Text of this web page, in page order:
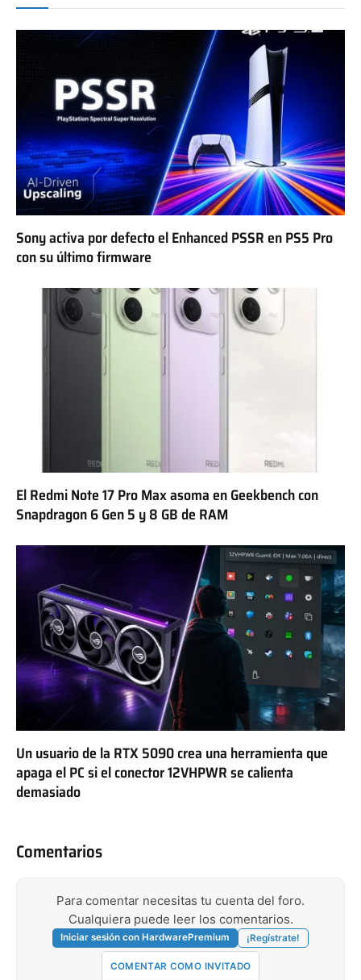
Sony activa por defecto el Enhanced PSSR en PS5 Pro
con su último firmware
El Redmi Note 17 Pro Max asoma en Geekbench con
Snapdragon 6 Gen 5 y 8 GB de RAM
Un usuario de la RTX 5090 crea una herramienta que
apaga el PC si el conector 12VHPWR se calienta
demasiado
Comentarios
Para comentar necesitas tu cuenta del foro.
Cualquiera puede leer los comentarios.
Iniciar sesión con HardwarePremium ¡Regístrate!
COMENTAR COMO INVITADO